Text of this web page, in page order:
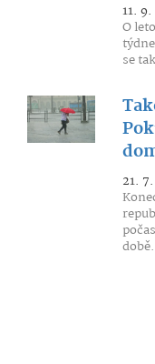
11. 9.
O
se
21.